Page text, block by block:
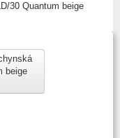
30 Quantum beige
beige